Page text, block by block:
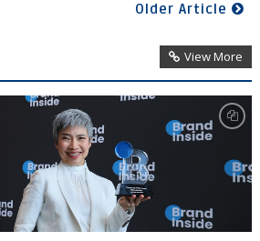
Older Article
View More